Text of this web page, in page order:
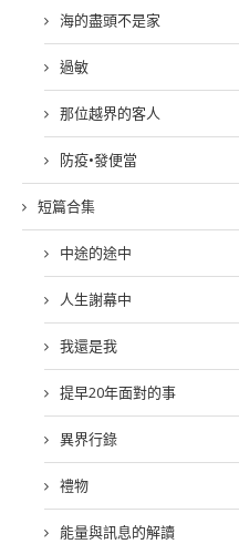
海的盡頭不是家
過敏
那位越界的客人
防疫•發便當
短篇合集
中途的途中
人生謝幕中
我還是我
提早20年面對的事
異界行錄
禮物
能量與訊息的解讀